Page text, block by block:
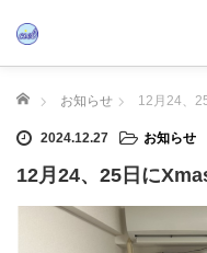
ホーム お知らせ 12月24、
2024.12.27 お知らせ
12月24、25日に